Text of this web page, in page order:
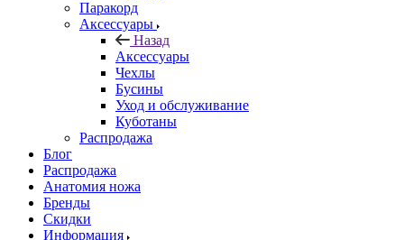
Паракорд
Аксессуары
Назад
Аксессуары
Чехлы
Бусины
Уход и обслуживание
Куботаны
Распродажа
Блог
Распродажа
Анатомия ножа
Бренды
Скидки
Информация